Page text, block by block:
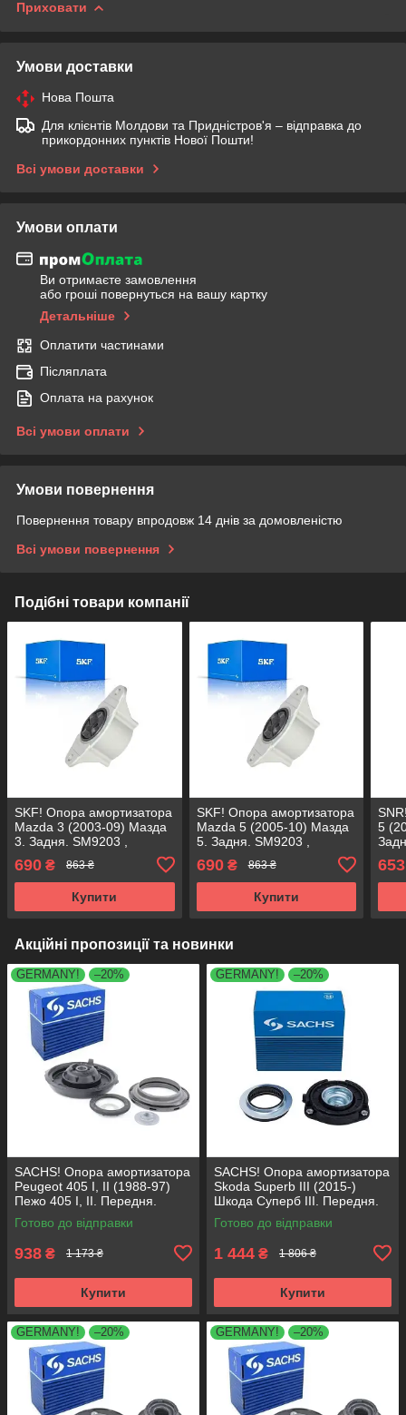
Приховати
Умови доставки
Нова Пошта
Для клієнтів Молдови та Придністров'я – відправка до
прикордонних пунктів Нової Пошти!
Всі умови доставки
Умови оплати
Ви отримаєте замовлення
або гроші повернуться на вашу картку
Детальніше
Оплатити частинами
Післяплата
Оплата на рахунок
Всі умови оплати
Умови повернення
Повернення товару впродовж 14 днів за домовленістю
Всі умови повернення
Подібні товари компанії
SKF! Опора амортизатора
Mazda 3 (2003-09) Мазда
3. Задня. SM9203 ,
VKDA40415
690 ₴ 863 ₴
Купити
SKF! Опора амортизатора
Mazda 5 (2005-10) Мазда
5. Задня. SM9203 ,
VKDA40415
690₴ 863 ₴
Купити
5
653
Акційні пропозиції та новинки
GERMANY! –20%
SACHS! Опора амортизатора
Peugeot 405 I, II (1988-97)
Пежо 405 I, II. Передня.
SM1553 , 803023 , KB659.36 ,
VKDA35336
Готово до відправки
938 ₴ 1 173 ₴
Купити
GERMANY! –20%
SACHS! Опора амортизатора
Skoda Superb III (2015-)
Шкода Суперб III. Передня.
803024 , KB657.27 ,
VKDA35167
Готово до відправки
1 444 ₴ 1 806 ₴
Купити
GERMANY! –20% GERMANY! –20%